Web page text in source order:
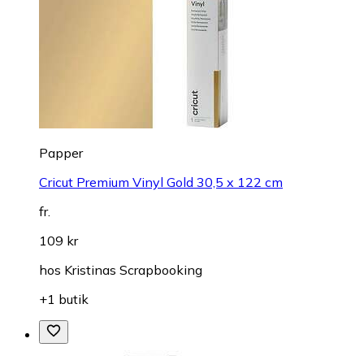
Papper
Cricut Premium Vinyl Gold 30,5 x 122 cm
fr.
109 kr
hos Kristinas Scrapbooking
+1 butik